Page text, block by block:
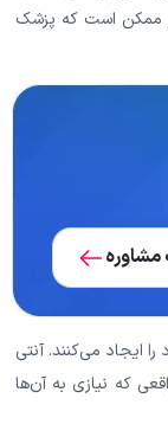
ممکن است که پزشک
مشاوره
را ایجاد می‌کنند. آنتی
که نیازی به آن‌ها